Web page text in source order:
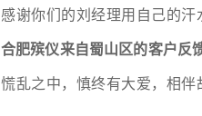
感谢你们的刘经理用自己的
合肥殡仪来自蜀山区的客户反
慌乱之中，慎终有大爱，相伴